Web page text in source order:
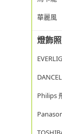
華麗風
燈飾
Philips